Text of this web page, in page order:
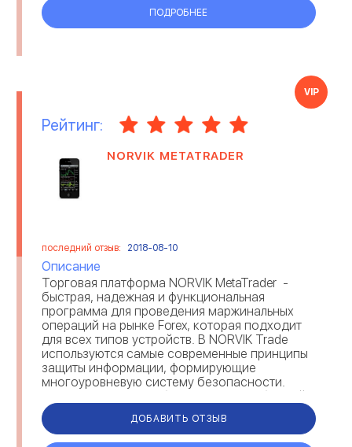
ПОДРОБНЕЕ
VIP
Рейтинг:
NORVIK METATRADER
последний отзыв: 2018-08-10
Описание
Торговая платформа NORVIK MetaTrader -
быстрая, надежная и функциональная
программа для проведения маржинальных
операций на рынке Forex, которая подходит
для всех типов устройств. В NORVIK Trade
используются самые современные принципы
защиты информации, формирующие
многоуровневую систему безопасности.
NORVIK MetaTrader обеспечивает свободный
доступ на финансо...
ДОБАВИТЬ ОТЗЫВ